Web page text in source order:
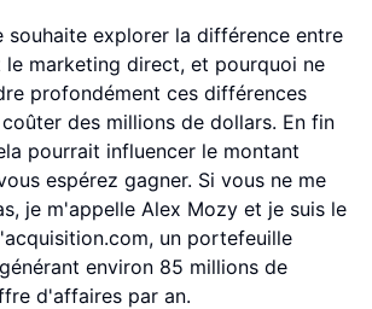
souhaite explorer la différence entre
le marketing direct, et pourquoi ne
profondément ces différences
des millions de dollars. En fin
pourrait influencer le montant
espérez gagner. Si vous ne me
je m'appelle Alex Mozy et je suis le
un portefeuille
environ 85 millions de
d'affaires par an.